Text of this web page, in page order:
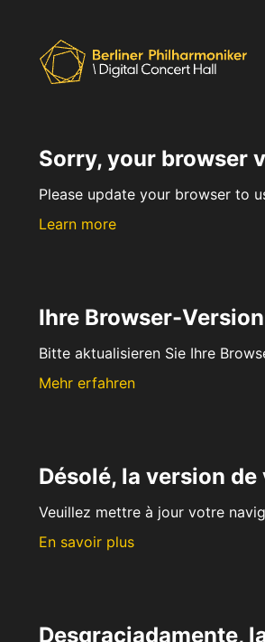
Sorry, your browser
Please update your browser to
Learn more
Ihre Browser-
Bitte aktualisieren Sie Ihre
Mehr erfahren
Désolé, la version
Veuillez mettre à jour votre
En savoir plus
Desgraciadamente,